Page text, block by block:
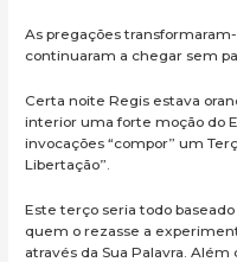
As pregações
continuaram a chegar sem
Certa noite Regis estava
interior uma forte moção do
invocações “compor” um
Libertação”.
Este terço seria todo
quem o rezasse a
através da Sua Palavra.